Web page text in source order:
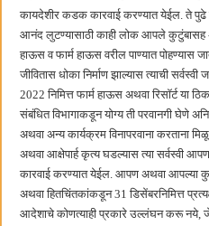
कायदेशीर कडक कारवाई करण्यात येईल. ते पुढे
आनंद लुटण्यासाठी काही लोक आपले कुटुंबासह
हाऊस व फार्म हाऊस वरील पाण्यात पोहण्यास
जीवितास धोका निर्माण झाल्यास त्याची
2022 निमित्त फार्म हाऊस अथवा रिसॉर्ट या
संबंधित विभागाकडून योग्य ती परवानगी घेणे
अथवा अन्य कार्यक्रम विनापरवाना करताना
अथवा आक्षेपार्ह कृत्य घडल्यास त्या सर्वस्वी
कारवाई करण्यात येईल. आपण अथवा आपल्या
अथवा हितचिंतकांकडून 31 डिसेंबरनिमित्त
आदेशाचे कोणत्याही प्रकारे उल्लंघन करू नये,